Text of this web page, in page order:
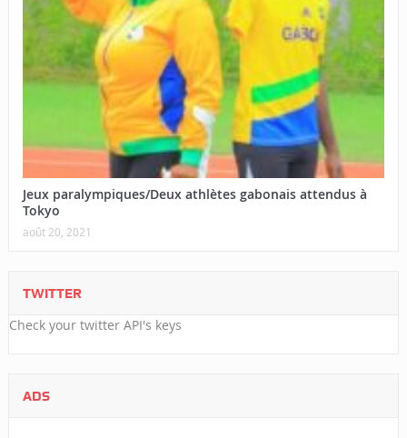
Jeux paralympiques/Deux athlètes gabonais attendus à
Tokyo
août 20, 2021
TWITTER
Check your twitter API's keys
ADS